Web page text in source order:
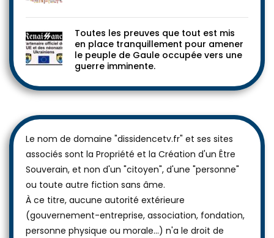
Toutes les preuves que tout est mis
en place tranquillement pour amener
le peuple de Gaule occupée vers une
guerre imminente.
Le nom de domaine "dissidencetv.fr" et ses sites
associés sont la Propriété et la Création d'un Être
Souverain, et non d'un "citoyen", d'une "personne"
ou toute autre fiction sans âme.
À ce titre, aucune autorité extérieure
(gouvernement-entreprise, association, fondation,
personne physique ou morale...) n'a le droit de